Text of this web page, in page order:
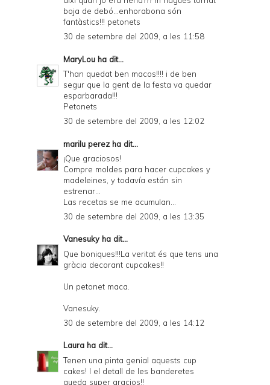
boja de debó...enhorabona són
fantàstics!!! petonets
30 de setembre del 2009, a les 11:58
MaryLou ha dit...
T'han quedat ben macos!!!! i de ben
segur que la gent de la festa va quedar
esparbarada!!!
Petonets
30 de setembre del 2009, a les 12:02
marilu perez ha dit...
¡Que graciosos!
Compre moldes para hacer cupcakes y
madeleines, y todavía están sin
estrenar...
Las recetas se me acumulan...
30 de setembre del 2009, a les 13:35
Vanesukyha dit...
Que boniques!!!La veritat és que tens una
gràcia decorant cupcakes!!
Un petonet maca.
Vanesuky.
30 de setembre del 2009, a les 14:12
Laura ha dit...
Tenen una pinta genial aquests cup
cakes! I el detall de les banderetes
queda super gracios!!